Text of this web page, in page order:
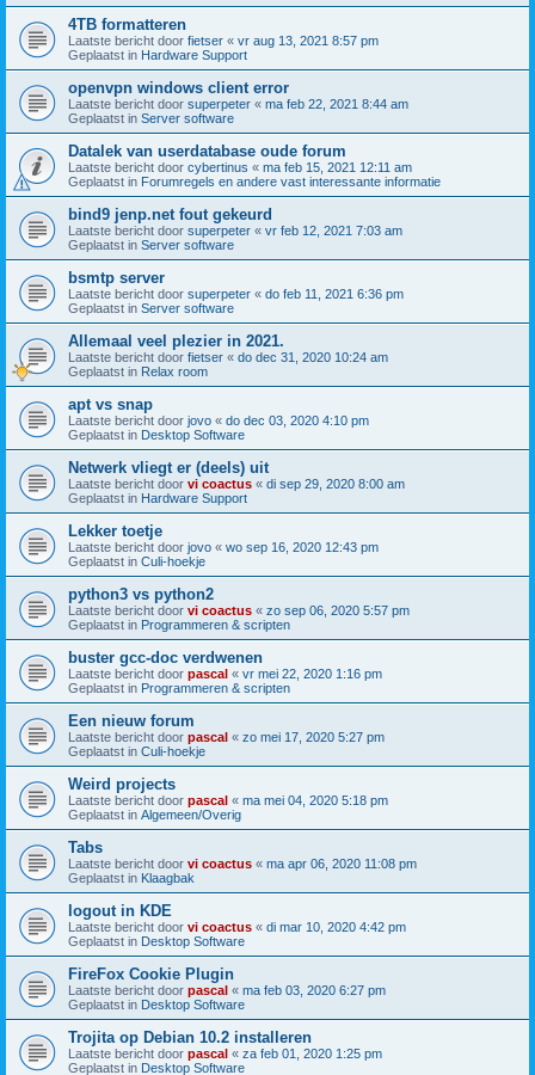
4TB formatteren
Laatste bericht door fietser « vr aug 13, 2021 8:57 pm
Geplaatst in Hardware Support
openvpn windows client error
Laatste bericht door superpeter « ma feb 22, 2021 8:44 am
Geplaatst in Server software
Datalek van userdatabase oude forum
Laatste bericht door cybertinus « ma feb 15, 2021 12:11 am
Geplaatst in Forumregels en andere vast interessante informatie
bind9 jenp.net fout gekeurd
Laatste bericht door superpeter « vr feb 12, 2021 7:03 am
Geplaatst in Server software
bsmtp server
Laatste bericht door superpeter « do feb 11, 2021 6:36 pm
Geplaatst in Server software
Allemaal veel plezier in 2021.
Laatste bericht door fietser « do dec 31, 2020 10:24 am
Geplaatst in Relax room
apt vs snap
Laatste bericht door jovo « do dec 03, 2020 4:10 pm
Geplaatst in Desktop Software
Netwerk vliegt er (deels) uit
Laatste bericht door vi coactus « di sep 29, 2020 8:00 am
Geplaatst in Hardware Support
Lekker toetje
Laatste bericht door jovo « wo sep 16, 2020 12:43 pm
Geplaatst in Culi-hoekje
python3 vs python2
Laatste bericht door vi coactus « zo sep 06, 2020 5:57 pm
Geplaatst in Programmeren & scripten
buster gcc-doc verdwenen
Laatste bericht door pascal « vr mei 22, 2020 1:16 pm
Geplaatst in Programmeren & scripten
Een nieuw forum
Laatste bericht door pascal « zo mei 17, 2020 5:27 pm
Geplaatst in Culi-hoekje
Weird projects
Laatste bericht door pascal « ma mei 04, 2020 5:18 pm
Geplaatst in Algemeen/Overig
Tabs
Laatste bericht door vi coactus « ma apr 06, 2020 11:08 pm
Geplaatst in Klaagbak
logout in KDE
Laatste bericht door vi coactus « di mar 10, 2020 4:42 pm
Geplaatst in Desktop Software
FireFox Cookie Plugin
Laatste bericht door pascal « ma feb 03, 2020 6:27 pm
Geplaatst in Desktop Software
Trojita op Debian 10.2 installeren
Laatste bericht door pascal « za feb 01, 2020 1:25 pm
Geplaatst in Desktop Software